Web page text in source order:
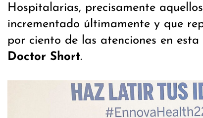
Hospitalarias, precisamente
incrementado últimamente y que
por ciento de las atenciones en esta
Doctor Short.